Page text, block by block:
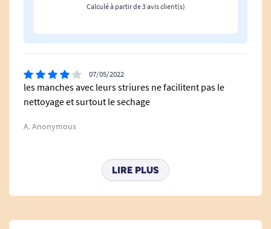
Acier inoxydable
Caoutchouc
Passage au lave-vaisselle.
Calculé à partir de 3 avis client(s)
07/05/2022
les manches avec leurs striures ne facilitent pas le
nettoyage et surtout le sechage
A. Anonymous
14/03/2020LIRE PLUS